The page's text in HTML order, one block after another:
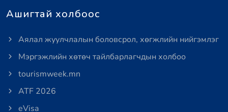
Ашигтай холбоос
Аялал жуулчлалын боловсрол, хөгжлийн нийгэмлэг
Мэргэжлийн хөтөч тайлбарлагчдын холбоо
tourismweek.mn
ATF 2026
eVisa